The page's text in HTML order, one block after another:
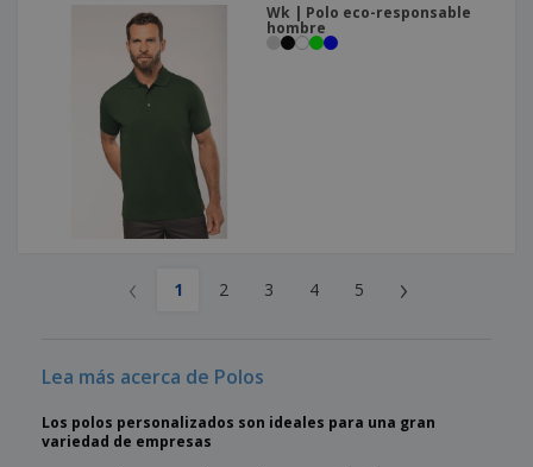
Wk | Polo eco-responsable
hombre
‹ 1 2 3 4 5 ›
Lea más acerca de Polos
Los polos personalizados son ideales para una gran
variedad de empresas